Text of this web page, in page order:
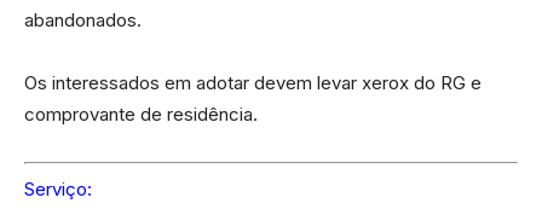
abandonados.
Os interessados em adotar devem levar xerox do RG e
comprovante de residência.
Serviço: